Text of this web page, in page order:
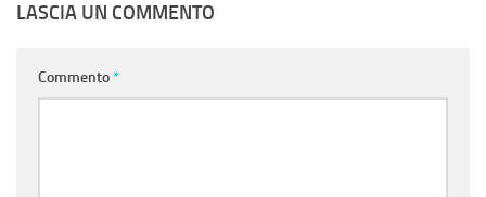
LASCIA UN COMMENTO
Commento*